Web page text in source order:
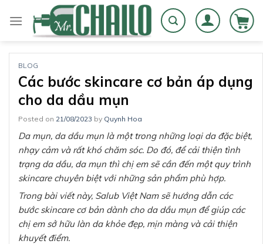
BLOG
Các bước skincare cơ bản áp dụng
cho da dầu mụn
Posted on 21/08/2023 by Quynh Hoa
Da mụn, da dầu mụn là một trong những loại da đặc biệt,
nhạy cảm và rất khó chăm sóc. Do đó, để cải thiện tình
trạng da dầu, da mụn thì chị em sẽ cần đến một quy trình
skincare chuyên biệt với những sản phẩm phù hợp.
Trong bài viết này, Salub Việt Nam sẽ hướng dẫn các
bước skincare cơ bản dành cho da dầu mụn để giúp các
chị em sở hữu làn da khỏe đẹp, mịn màng và cải thiện
khuyết điểm.